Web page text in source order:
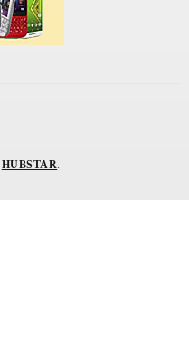
HUBSTAR.